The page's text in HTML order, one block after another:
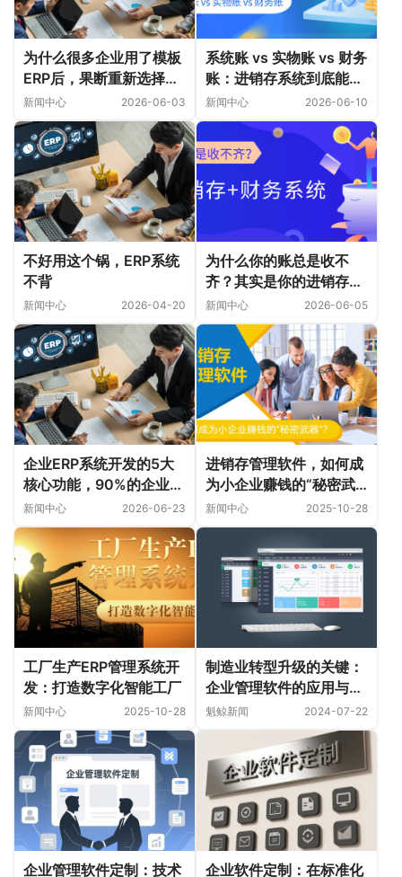
为什么很多企业用了模板
ERP后，果断重新选择
ERP定制系统？
新闻中心 2026-06-03
系统账 vs 实物账 vs 财务
账：进销存系统到底能解
决多少问题？
新闻中心 2026-06-10
不好用这个锅，ERP系统
不背
新闻中心 2026-04-20
为什么你的账总是收不
齐？其实是你的进销存和
财务系统没做到位！
新闻中心 2026-06-05
企业ERP系统开发的5大
核心功能，90%的企业都
没搞懂！
新闻中心 2026-06-23
进销存管理软件，如何成
为小企业赚钱的“秘密武
器”？
新闻中心 2025-10-28
工厂生产ERP管理系统开
发：打造数字化智能工厂
新闻中心 2025-10-28
制造业转型升级的关键：
企业管理软件的应用与优
势
魁鲸新闻 2024-07-22
企业管理软件定制：技术 企业软件定制：在标准化